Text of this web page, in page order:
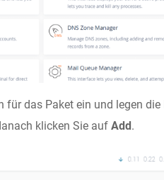
für das Paket ein und legen
klicken Sie aufAdd.